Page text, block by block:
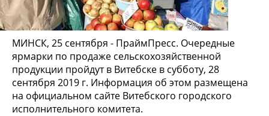
МИНСК, 25 сентября - ПраймПресс. Очередные
ярмарки по продаже сельскохозяйственной
продукции пройдут в Витебске в субботу, 28
сентября 2019 г. Информация об этом размещена
на официальном сайте Витебского городского
исполнительного комитета.